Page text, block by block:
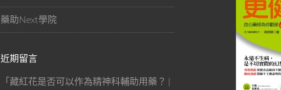
藥助Next學院
近期留言
「藏紅花是否可以作為精神科輔助用藥？ |